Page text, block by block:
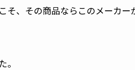
そ、その商品ならこのメーカ
。